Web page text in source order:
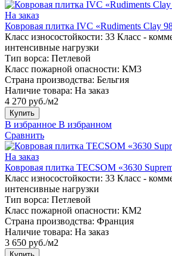
На заказ
Ковровая плитка IVC «Rudiments Clay
Класс износостойкости: 33 Класс -
интенсивные нагрузки
Тип ворса: Петлевой
Класс пожарной опасности: КМ3
Страна производства: Бельгия
Наличие товара: На заказ
4 270 руб./м2
Купить
В избранное В избранном
Сравнить
На заказ
Ковровая плитка TECSOM «3630
Класс износостойкости: 33 Класс -
интенсивные нагрузки
Тип ворса: Петлевой
Класс пожарной опасности: КМ2
Страна производства: Франция
Наличие товара: На заказ
3 650 руб./м2